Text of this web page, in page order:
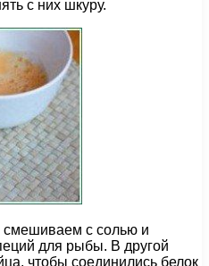
с них шкуру.
смешиваем с солью и
для рыбы. В другой
чтобы соединились белок